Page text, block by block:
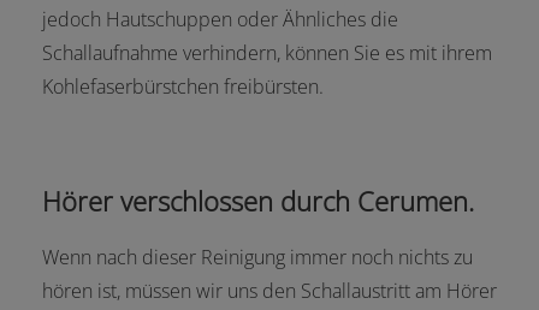
jedoch Hautschuppen oder Ähnliches die
Schallaufnahme verhindern, können Sie es mit ihrem
Kohlefaserbürstchen freibürsten.
Hörer verschlossen durch Cerumen.
Wenn nach dieser Reinigung immer noch nichts zu
hören ist, müssen wir uns den Schallaustritt am Hörer